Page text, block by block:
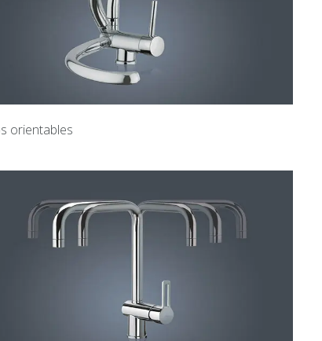
orientables